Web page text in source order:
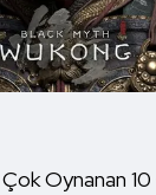
Oynanan